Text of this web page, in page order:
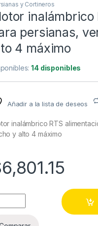
y Cortineros
inalámbrico
persianas,
4 máximo
14 disponibles
Añadir a la lista de deseos
inalámbrico RTS
y alto 4 máximo
6,801.15
inalámbrico RTS